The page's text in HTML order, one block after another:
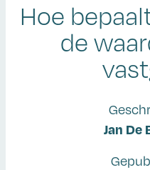
Hoe
de
Jan De